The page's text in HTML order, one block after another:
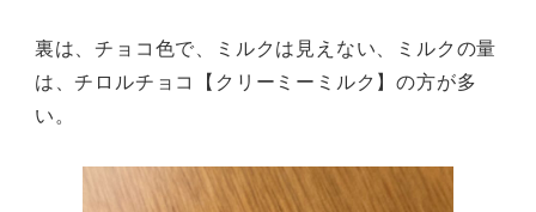
裏は、チョコ色で、ミルクは見えない、ミルクの量
は、チロルチョコ【クリーミーミルク】の方が多
い。